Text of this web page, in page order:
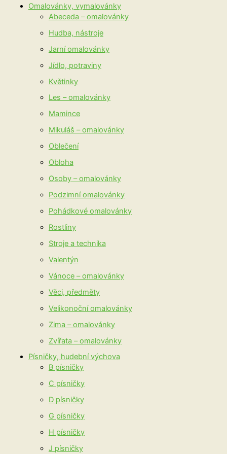
Omalovánky, vymalovánky
Abeceda – omalovánky
Hudba, nástroje
Jarní omalovánky
Jídlo, potraviny
Květinky
Les – omalovánky
Mamince
Mikuláš – omalovánky
Oblečení
Obloha
Osoby – omalovánky
Podzimní omalovánky
Pohádkové omalovánky
Rostliny
Stroje a technika
Valentýn
Vánoce – omalovánky
Věci, předměty
Velikonoční omalovánky
Zima – omalovánky
Zvířata – omalovánky
Písničky, hudební výchova
B písničky
C písničky
D písničky
G písničky
H písničky
J písničky